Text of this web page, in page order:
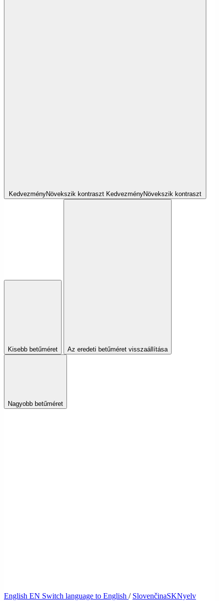
KedvezményNövekszik kontraszt KedvezményNövekszik kontraszt
Kisebb betűméret Az eredeti betűméret visszaállítása
Nagyobb betűméret
English EN Switch language to English / SlovenčinaSKNyelv